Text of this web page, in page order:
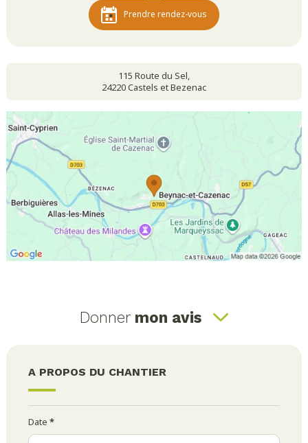
Prendre rendez-vous
115 Route du Sel,
24220 Castels et Bezenac
Donner mon avis
A PROPOS DU CHANTIER
Date *